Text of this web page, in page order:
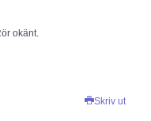
okänt.
Skriv ut